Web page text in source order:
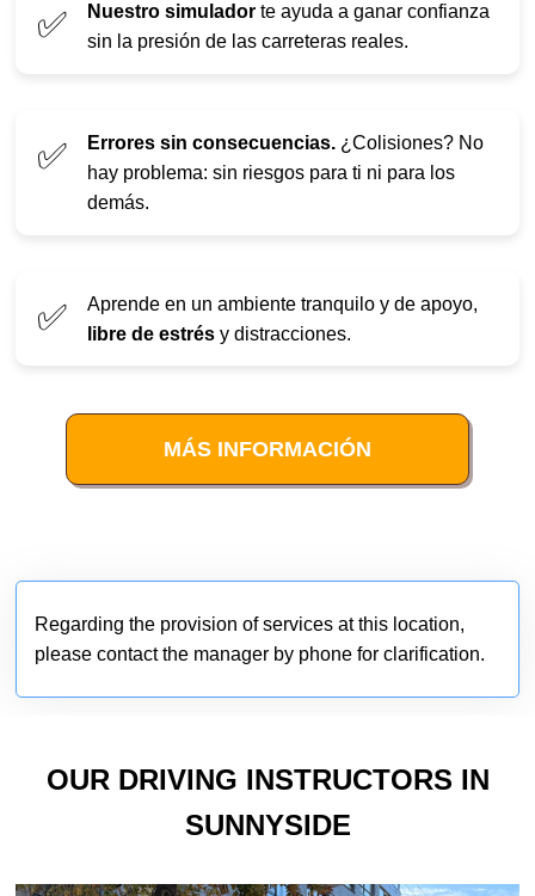
✅ Nuestro simulador te ayuda a ganar confianza
sin la presión de las carreteras reales.
✅ Errores sin consecuencias. ¿Colisiones? No
hay problema: sin riesgos para ti ni para los
demás.
✅
Aprende en un ambiente tranquilo y de apoyo,
libre de estrés y distracciones.
MÁS INFORMACIÓN
Regarding the provision of services at this location,
please contact the manager by phone for clarification.
OUR DRIVING INSTRUCTORS IN
SUNNYSIDE